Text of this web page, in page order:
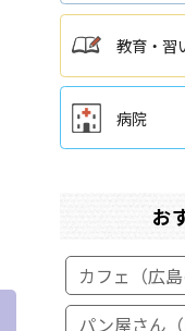
教育・習
病院
お
カフェ（広
パン屋さん